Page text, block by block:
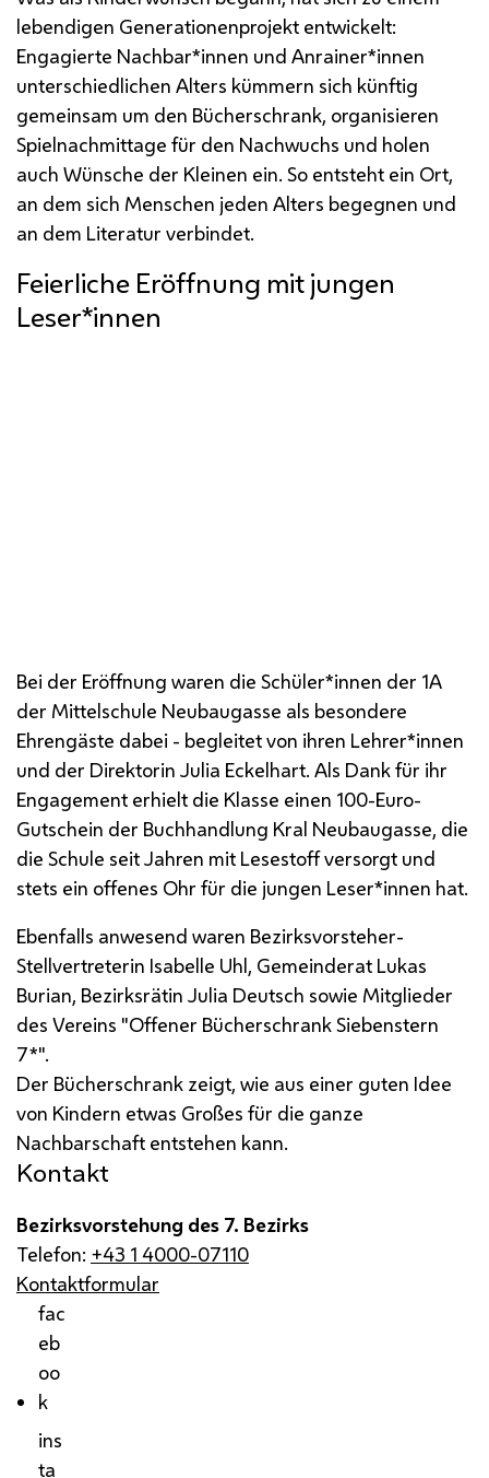
lebendigen Generationenprojekt entwickelt:
Engagierte Nachbar*innen und Anrainer*innen
unterschiedlichen Alters kümmern sich künftig
gemeinsam um den Bücherschrank, organisieren
Spielnachmittage für den Nachwuchs und holen
auch Wünsche der Kleinen ein. So entsteht ein Ort,
an dem sich Menschen jeden Alters begegnen und
an dem Literatur verbindet.
Feierliche Eröffnung mit jungen
Leser*innen
Bei der Eröffnung waren die Schüler*innen der 1A
der Mittelschule Neubaugasse als besondere
Ehrengäste dabei - begleitet von ihren Lehrer*innen
und der Direktorin Julia Eckelhart. Als Dank für ihr
Engagement erhielt die Klasse einen 100-Euro-
Gutschein der Buchhandlung Kral Neubaugasse, die
die Schule seit Jahren mit Lesestoff versorgt und
stets ein offenes Ohr für die jungen Leser*innen hat.
Ebenfalls anwesend waren Bezirksvorsteher-
Stellvertreterin Isabelle Uhl, Gemeinderat Lukas
Burian, Bezirksrätin Julia Deutsch sowie Mitglieder
des Vereins "Offener Bücherschrank Siebenstern
7*".
Der Bücherschrank zeigt, wie aus einer guten Idee
von Kindern etwas Großes für die ganze
Nachbarschaft entstehen kann.
Kontakt
Bezirksvorstehung des 7. Bezirks
Telefon: +43 1 4000-07110
Kontaktformular
fac
eb
oo
k
ins
ta